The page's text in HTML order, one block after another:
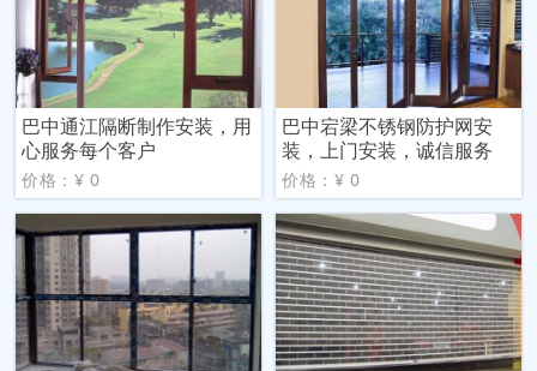
巴中通江隔断制作安装，用
心服务每个客户
价格：¥ 0
巴中宕梁不锈钢防护网安
装，上门安装，诚信服务
价格：¥ 0